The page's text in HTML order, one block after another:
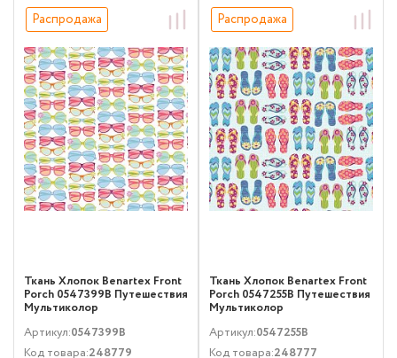
Распродажа
Ткань Хлопок Benartex Front
Porch 0547399B Путешествия
Мультиколор
Артикул:0547399B
Код товара:248779
Распродажа
Ткань Хлопок Benartex Front
Porch 0547255B Путешествия
Мультиколор
Артикул:0547255B
Код товара:248777